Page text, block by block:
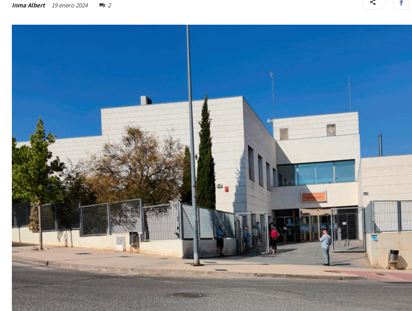
Inma Albert 19 enero 2024 2